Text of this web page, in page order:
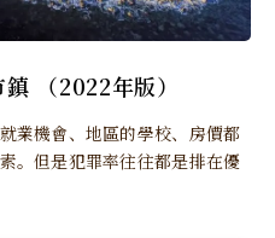
（2022年版）
業機會、地區的學校、房價都
。但是犯罪率往往都是排在優